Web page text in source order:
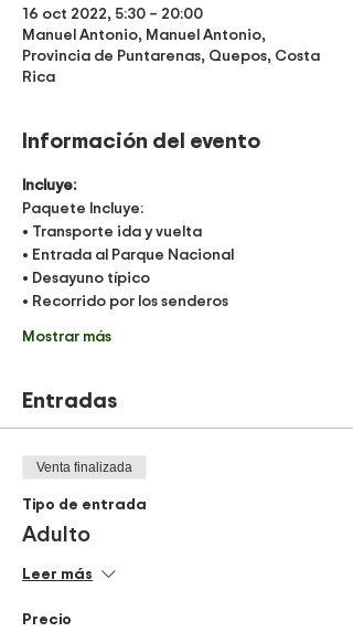
16 oct 2022, 5:30 – 20:00
Manuel Antonio, Manuel Antonio,
Provincia de Puntarenas, Quepos, Costa
Rica
Información del evento
Incluye:
Paquete Incluye:
• Transporte ida y vuelta
• Entrada al Parque Nacional
• Desayuno típico
• Recorrido por los senderos
Mostrar más
Entradas
Venta finalizada
Tipo de entrada
Adulto
Leer más
Precio